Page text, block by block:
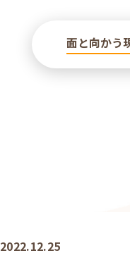
面と向かう
面と向かう
2022.12.25